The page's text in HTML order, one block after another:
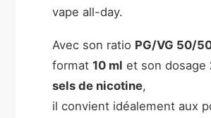
vape all-day.
Avec son ratio PG/VG 50/
format10 ml et son dosage
sels de nicotine,
il convient idéalement aux